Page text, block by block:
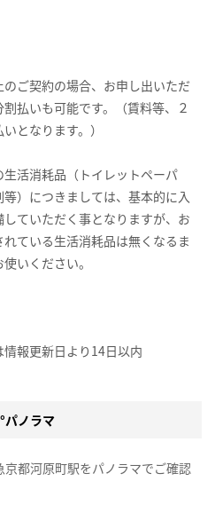
のご契約の場合、お申し出いただ
割払いも可能です。（賃料等、２
となります。）
生活消耗品（トイレットペーパ
）につきましては、基本的に入
していただく事となりますが、お
ている生活消耗品は無くなるま
いください。
報更新日より14日以内
パノラマ
都河原町駅をパノラマでご確認